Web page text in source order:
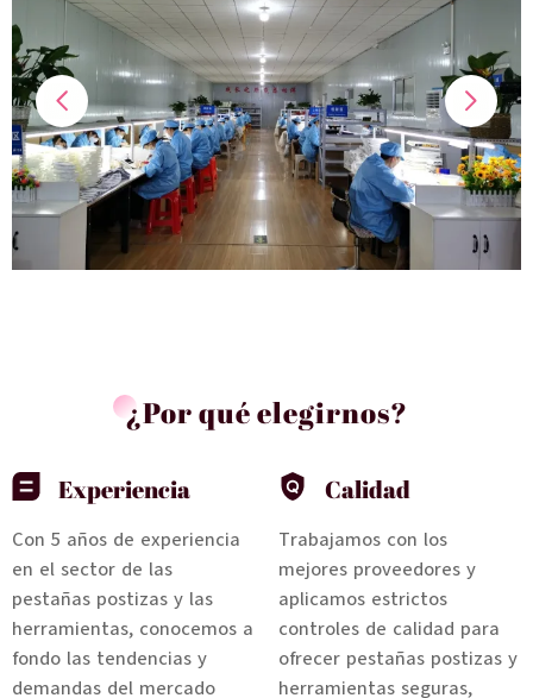
¿Por qué elegirnos?
Experiencia
Con 5 años de experiencia
en el sector de las
pestañas postizas y las
herramientas, conocemos a
fondo las tendencias y
demandas del mercado
Calidad
Trabajamos con los
mejores proveedores y
aplicamos estrictos
controles de calidad para
ofrecer pestañas postizas y
herramientas seguras,